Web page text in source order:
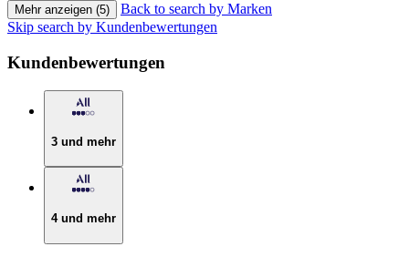
Mehr anzeigen (5)
Back to search by Marken
Skip search by Kundenbewertungen
Kundenbewertungen
3 und mehr
4 und mehr